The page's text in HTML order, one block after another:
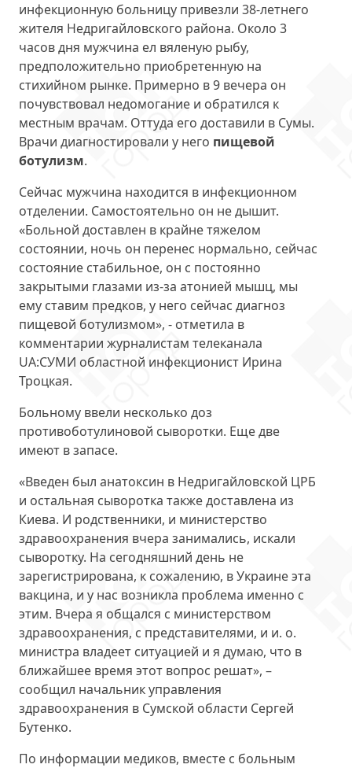
инфекционную больницу привезли 38-летнего
жителя Недригайловского района. Около 3
часов дня мужчина ел вяленую рыбу,
предположительно приобретенную на
стихийном рынке. Примерно в 9 вечера он
почувствовал недомогание и обратился к
местным врачам. Оттуда его доставили в Сумы.
Врачи диагностировали у него пищевой
ботулизм.
Сейчас мужчина находится в инфекционном
отделении. Самостоятельно он не дышит.
«Больной доставлен в крайне тяжелом
состоянии, ночь он перенес нормально, сейчас
состояние стабильное, он с постоянно
закрытыми глазами из-за атонией мышц, мы
ему ставим предков, у него сейчас диагноз
пищевой ботулизмом», - отметила в
комментарии журналистам телеканала
UA:СУМИ областной инфекционист Ирина
Троцкая.
Больному ввели несколько доз
противоботулиновой сыворотки. Еще две
имеют в запасе.
«Введен был анатоксин в Недригайловской ЦРБ
и остальная сыворотка также доставлена из
Киева. И родственники, и министерство
здравоохранения вчера занимались, искали
сыворотку. На сегодняшний день не
зарегистрирована, к сожалению, в Украине эта
вакцина, и у нас возникла проблема именно с
этим. Вчера я общался с министерством
здравоохранения, с представителями, и и. о.
министра владеет ситуацией и я думаю, что в
ближайшее время этот вопрос решат», –
сообщил начальник управления
здравоохранения в Сумской области Сергей
Бутенко.
По информации медиков, вместе с больным